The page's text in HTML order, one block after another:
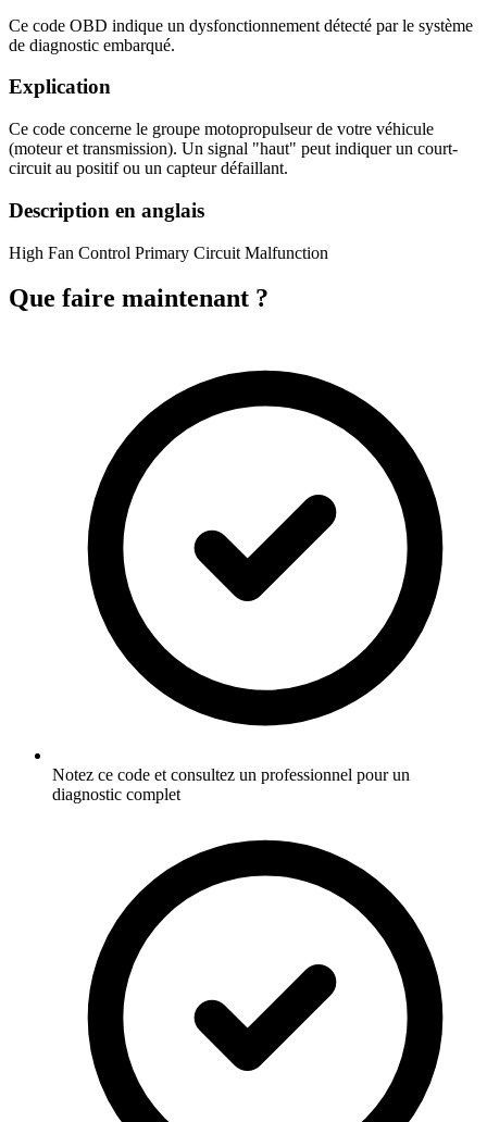
Ce code OBD indique un dysfonctionnement détecté par le système
de diagnostic embarqué.
Explication
Ce code concerne le groupe motopropulseur de votre véhicule
(moteur et transmission). Un signal "haut" peut indiquer un court-
circuit au positif ou un capteur défaillant.
Description en anglais
High Fan Control Primary Circuit Malfunction
Que faire maintenant ?
Notez ce code et consultez un professionnel pour un
diagnostic complet